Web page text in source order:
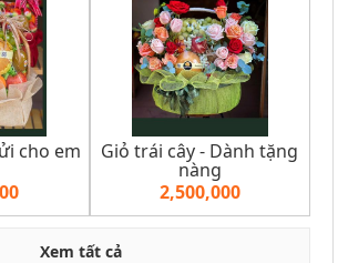
cho em
Giỏ trái cây - Dành tặng
nàng
2,500,000
Xem tất cả